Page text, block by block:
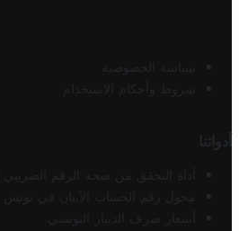
سياسة الخصوصية
شروط وأحكام الاستخدام
أدواتنا
أداة التحقق من صحة الرقم الضريبي
محول رقم الحساب الآيبان في تونس
أسعار صرف الدينار التونسي